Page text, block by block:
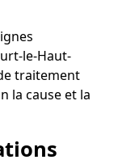
le-Haut-
traitement
la cause et la